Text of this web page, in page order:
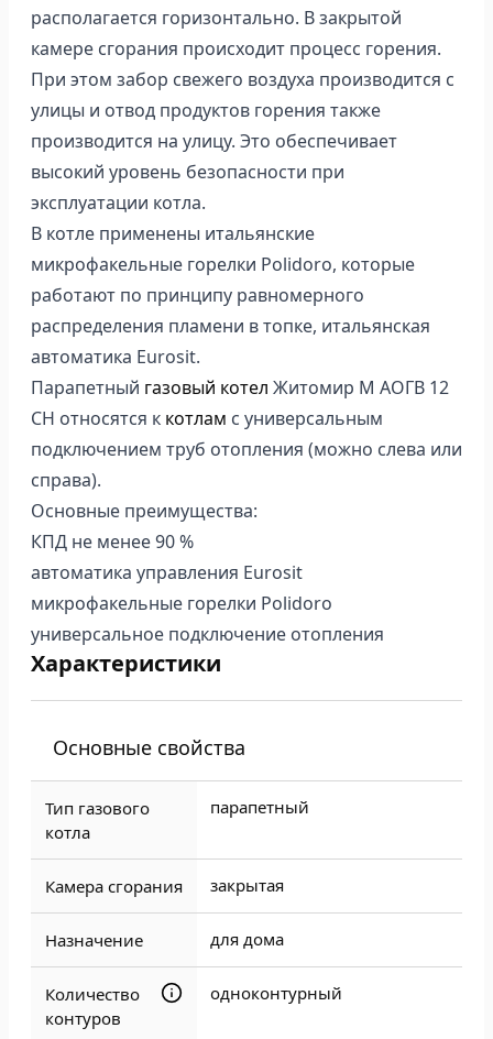
располагается горизонтально. В закрытой
камере сгорания происходит процесс горения.
При этом забор свежего воздуха производится с
улицы и отвод продуктов горения также
производится на улицу. Это обеспечивает
высокий уровень безопасности при
эксплуатации котла.
В котле применены итальянские
микрофакельные горелки Polidoro, которые
работают по принципу равномерного
распределения пламени в топке, итальянская
автоматика Eurosit.
Парапетный газовый котел Житомир М АОГВ 12
СН относятся к котлам с универсальным
подключением труб отопления (можно слева или
справа).
Основные преимущества:
КПД не менее 90 %
автоматика управления Eurosit
микрофакельные горелки Polidoro
универсальное подключение отопления
Характеристики
Основные свойства
Тип газового
котла
парапетный
Камера сгорания закрытая
Назначение для дома
Количество
контуров
одноконтурный